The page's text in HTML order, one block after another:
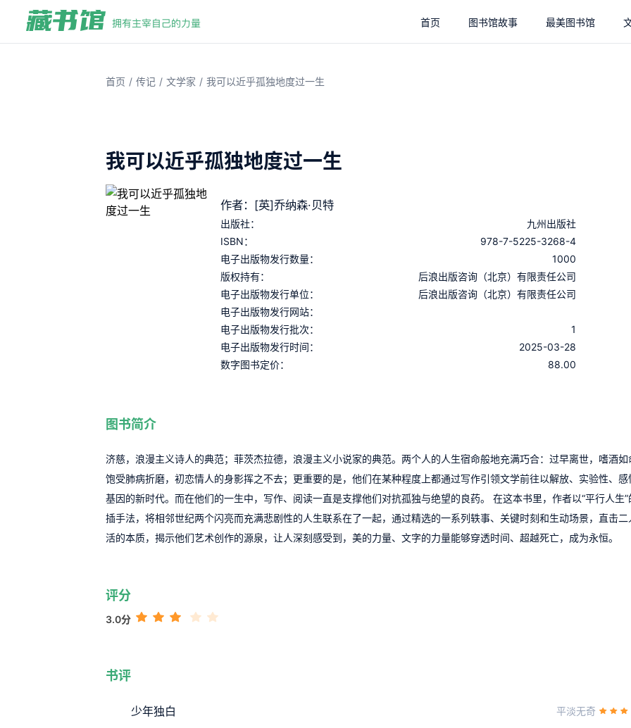
首页 图书馆故事 最美图书馆
首页 / 传记 / 文学家 / 我可以近乎孤独地度过一生
我可以近乎孤独地度过一生
作者：[英]乔纳森·贝特
出版社：
九州出版社
ISBN：
978-7-5225-3268-4
电子出版物发行数量：
1000
版权持有：
后浪出版咨询（北京）有限责任公司
电子出版物发行单位：
后浪出版咨询（北京）有限责任公司
电子出版物发行网站：
电子出版物发行批次：
1
电子出版物发行时间：
2025-03-28
数字图书定价：
88.00
图书简介
济慈，浪漫主义诗人的典范；菲茨杰拉德，浪漫主义小说家的典范。两个人的人生宿命般地充满巧合：过早离世，嗜酒如
饱受肺病折磨，初恋情人的身影挥之不去；更重要的是，他们在某种程度上都通过写作引领文学前往以解放、实验性、感
基因的新时代。而在他们的一生中，写作、阅读一直是支撑他们对抗孤独与绝望的良药。 在这本书里，作者以“平行人生”
插手法，将相邻世纪两个闪亮而充满悲剧性的人生联系在了一起，通过精选的一系列轶事、关键时刻和生动场景，直击二
活的本质，揭示他们艺术创作的源泉，让人深刻感受到，美的力量、文字的力量能够穿透时间、超越死亡，成为永恒。
评分
3.0分
书评
少年独白 平淡无奇